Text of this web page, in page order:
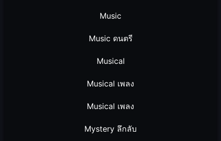
Music
Music ดนตรี
Musical
Musical เพลง
Musical เพลง
Mystery ลึกลับ